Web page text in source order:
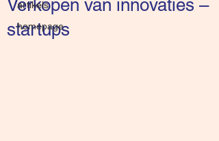
artikels
homepage
Verkopen van innovaties –
startups